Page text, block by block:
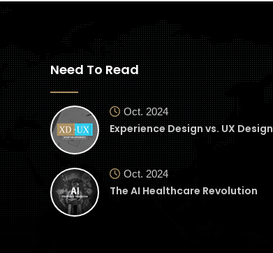
Need To Read
Oct. 2024
Experience Design vs. UX Design
Oct. 2024
The AI Healthcare Revolution